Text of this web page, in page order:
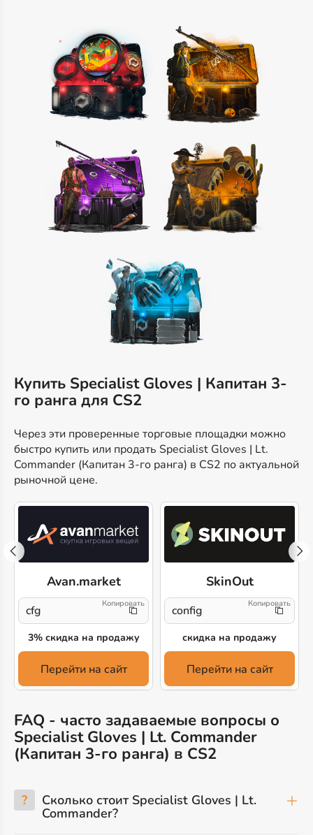
Купить Specialist Gloves | Капитан 3-
го ранга для CS2
Через эти проверенные торговые площадки можно
быстро купить или продать Specialist Gloves | Lt.
Commander (Капитан 3-го ранга) в CS2 по актуальной
рыночной цене.
Avan.market
cfg
3% скидка на продажу
Перейти на сайт
SkinOut
config
скидка на продажу
Перейти на сайт
FAQ - часто задаваемые вопросы о
Specialist Gloves | Lt. Commander
(Капитан 3-го ранга) в CS2
? Сколько стоит Specialist Gloves | Lt.
Commander?